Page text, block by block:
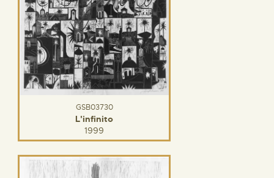
GSB03730
L'infinito
1999